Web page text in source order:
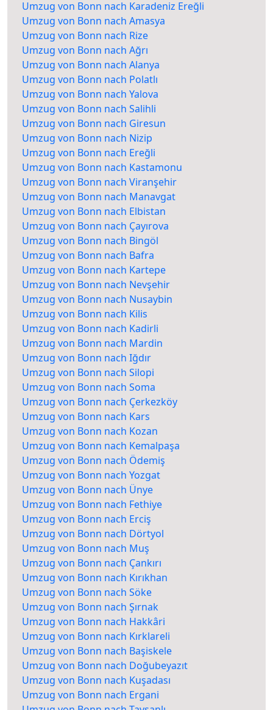
Umzug von Bonn nach Karadeniz Ereğli
Umzug von Bonn nach Amasya
Umzug von Bonn nach Rize
Umzug von Bonn nach Ağrı
Umzug von Bonn nach Alanya
Umzug von Bonn nach Polatlı
Umzug von Bonn nach Yalova
Umzug von Bonn nach Salihli
Umzug von Bonn nach Giresun
Umzug von Bonn nach Nizip
Umzug von Bonn nach Ereğli
Umzug von Bonn nach Kastamonu
Umzug von Bonn nach Viranşehir
Umzug von Bonn nach Manavgat
Umzug von Bonn nach Elbistan
Umzug von Bonn nach Çayırova
Umzug von Bonn nach Bingöl
Umzug von Bonn nach Bafra
Umzug von Bonn nach Kartepe
Umzug von Bonn nach Nevşehir
Umzug von Bonn nach Nusaybin
Umzug von Bonn nach Kilis
Umzug von Bonn nach Kadirli
Umzug von Bonn nach Mardin
Umzug von Bonn nach Iğdır
Umzug von Bonn nach Silopi
Umzug von Bonn nach Soma
Umzug von Bonn nach Çerkezköy
Umzug von Bonn nach Kars
Umzug von Bonn nach Kozan
Umzug von Bonn nach Kemalpaşa
Umzug von Bonn nach Ödemiş
Umzug von Bonn nach Yozgat
Umzug von Bonn nach Ünye
Umzug von Bonn nach Fethiye
Umzug von Bonn nach Erciş
Umzug von Bonn nach Dörtyol
Umzug von Bonn nach Muş
Umzug von Bonn nach Çankırı
Umzug von Bonn nach Kırıkhan
Umzug von Bonn nach Söke
Umzug von Bonn nach Şırnak
Umzug von Bonn nach Hakkâri
Umzug von Bonn nach Kırklareli
Umzug von Bonn nach Başiskele
Umzug von Bonn nach Doğubeyazıt
Umzug von Bonn nach Kuşadası
Umzug von Bonn nach Ergani